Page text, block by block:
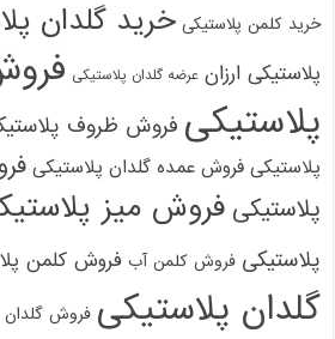
خرید کلمن پلاستیکی خرید گلدان
پلاستیکی ارزان عرضه گلدان پلاستیکی
پلاستیکی فروش ظروف
پلاستیکی فروش عمده گلدان پلاستیکی
پلاستیکی فروش میز
پلاستیکی فروش کلمن آب فروش کلمن
گلدان پلاستیکی فروش گلدان